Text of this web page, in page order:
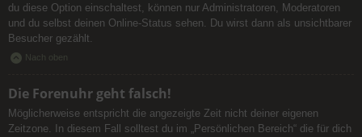
du diese Option einschaltest, können nur Administratoren, Moderatoren
und du selbst deinen Online-Status sehen. Du wirst dann als unsichtbarer
Besucher gezählt.
Nach oben
Die Forenuhr geht falsch!
Möglicherweise entspricht die angezeigte Zeit nicht deiner eigenen
Zeitzone. In diesem Fall solltest du im „Persönlichen Bereich“ die für dich